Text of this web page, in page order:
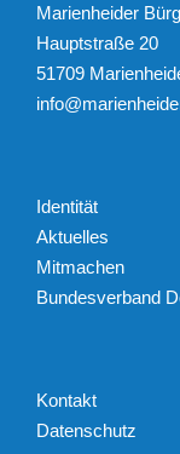
Marienheider
Hauptstraße 20
51709
Identität
Aktuelles
Mitmachen
Bundesverband
Kontakt
Datenschutz